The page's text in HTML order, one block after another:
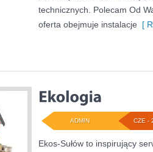
technicznych. Polecam Od
oferta obejmuje instalacje [
CZE -
ADMIN
Ekos-Sułów to inspirujący